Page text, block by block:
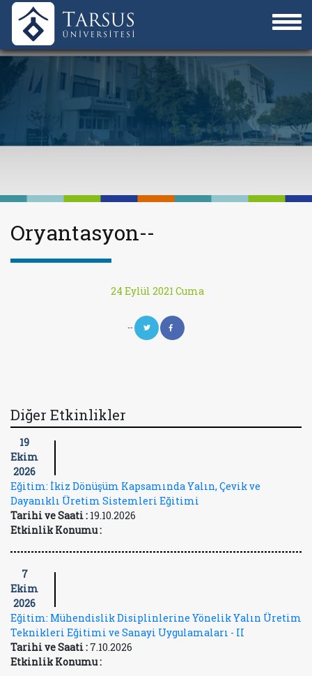
Oryantasyon--
24 Eylül 2021 Cuma
--
Diğer Etkinlikler
19
Ekim
2026
Eğitim: İkiz Dönüşüm Kapsamında Yalın, Çevik ve
Dayanıklı Üretim Sistemleri Eğitimi
Tarihi ve Saati : 19.10.2026
Etkinlik Konumu :
7
Ekim
2026
Eğitim: Mühendislik Disiplinlerine Yönelik Yalın Üretim
Teknikleri Eğitimi ve Sanayi Uygulamaları - II
Tarihi ve Saati : 7.10.2026
Etkinlik Konumu :